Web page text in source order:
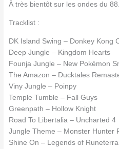
À très bientôt sur les ondes du
Tracklist :
DK Island Swing – Donkey Kong
Deep Jungle – Kingdom Hearts
Founja Jungle – New Pokémon
The Amazon – Ducktales
Viny Jungle – Poinpy
Temple Tumble – Fall Guys
Greenpath – Hollow Knight
Road To Libertalia – Uncharted 4
Jungle Theme – Monster Hunter
Shine On – Legends of Runeterra